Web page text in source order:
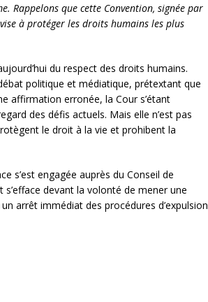
Rappelons que cette Convention, signée par
à protéger les droits humains les plus
du respect des droits humains.
politique et médiatique, prétextant que
affirmation erronée, la Cour s’étant
des défis actuels. Mais elle n’est pas
le droit à la vie et prohibent la
s’est engagée auprès du Conseil de
devant la volonté de mener une
arrêt immédiat des procédures d’expulsion